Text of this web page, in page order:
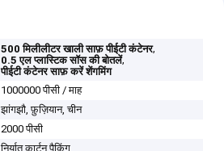
500 मिलीलीटर खाली साफ़ पीईटी कंटेनर,
0.5 एल प्लास्टिक सॉस की बोतलें,
पीईटी कंटेनर साफ़ करें शेंगमिंग
1000000 पीसी / माह
झांगझौ, फ़ुज़ियान, चीन
2000 पीसी
निर्यात कार्टन पैकिंग